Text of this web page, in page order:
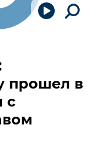
прошел в
с